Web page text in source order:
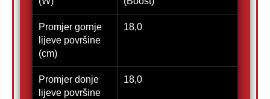
Promjer gornje
lijeve površine
(cm)
18,0
Promjer donje
lijeve površine
18,0